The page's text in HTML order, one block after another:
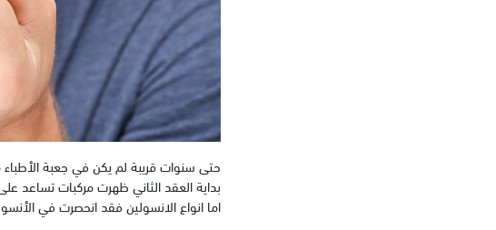
حتى سنوات قريبة لم يكن في جعبة
بداية العقد الثاني ظهرت مركبات تساعد
اما انواع الانسولين فقد انحصرت في